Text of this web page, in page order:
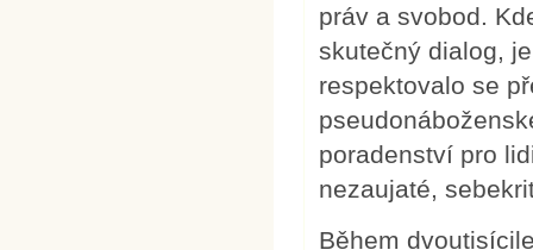
práv a svobod.
skutečný dialog,
respektovalo se
poradenství pro
nezaujaté,
Během